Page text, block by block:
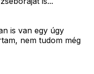
is van egy úgy
nem tudom még